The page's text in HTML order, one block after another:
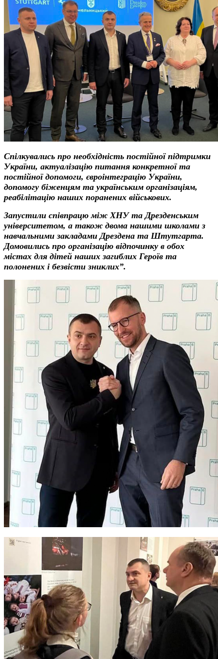
Спілкувались про необхідність постійної підтримки
України, актуалізацію питання конкретної та
постійної допомоги, євроінтеграцію України,
допомогу біженцям та українським організаціям,
реабілітацію наших поранених військових.
Запустили співпрацю між ХНУ та Дрезденським
університетом, а також двома нашими школами з
навчальними закладами Дрездена та Штутгарта.
Домовились про організацію відпочинку в обох
містах для дітей наших загиблих Героїв та
полонених і безвісти зниклих”.